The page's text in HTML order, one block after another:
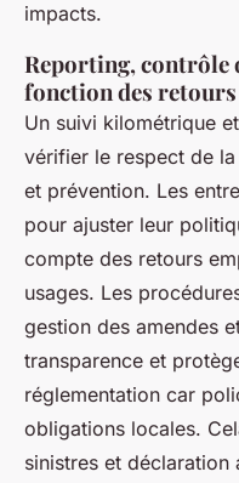
impacts.
Reporting, contrôle
fonction des retours
Un suivi kilométrique
vérifier le respect de
et prévention. Les
pour ajuster leur
compte des retours
usages. Les
gestion des amendes
transparence et
réglementation car
obligations locales.
sinistres et déclaration